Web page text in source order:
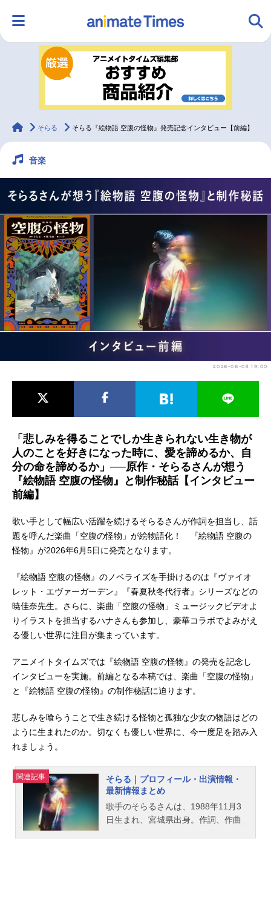
ランキング アニメ
ラジオ 映画
2.5次元 配信・Vtuber トレンド 無料マンガ
最新記事一覧
アニメ記事一覧 声優記事一覧
アニメ映画一覧 実写化映画一覧
今期アニメ曜日別一覧
夏アニメ
男性声優/女性声優一覧
animateTimes
そらる そらる『絵物語 空腹の怪物』発売記念インタビュー【前編】
音楽
2026-06-03 19:00
「悲しみを得ることでしか生きられない生き物が
人のことを好きになった時に、愛を諦めるか、自
分の命を諦めるか」──原作・そらるさんが想う
『絵物語 空腹の怪物』と制作秘話【インタビュー
前編】
歌い手として幅広い活躍を続けるそらるさんが作詞を担当し、話
題を呼んだ楽曲「空腹の怪物」が絵物語化！ 『絵物語 空腹の
怪物』が2026年6月5日に発売となります。
『絵物語 空腹の怪物』のノベライズを手掛けるのは『ヴァイオ
レット・エヴァーガーデン』『春夏秋冬代行者』シリーズなどの
暁佳奈先生。さらに、楽曲「空腹の怪物」ミュージックビデオよ
りイラストを担当するハナさんも参加し、豪華コラボでよみがえ
る優しい世界に注目が集まっています。
アニメイトタイムズでは『絵物語 空腹の怪物』の発売を記念し
インタビューを実施。前編となる本稿では、楽曲「空腹の怪物」
と『絵物語 空腹の怪物』の制作秘話に迫ります。
悲しみを喰らうことで生き続ける怪物と孤独な少女の物語はどの
ように生まれたのか。切なくも優しい世界に、今一度足を踏み入
れましょう。
関連記事
そらる｜プロフィール・出演情報・
最新情報まとめ
歌手のそらるさんは、1988年11月3
日生まれ、宮城県出身。作詞、作曲